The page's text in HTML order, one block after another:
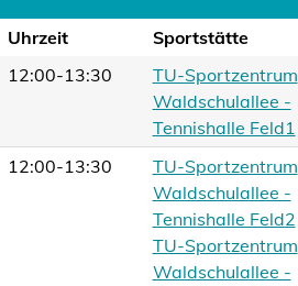
Uhrzeit Sportstätte
12:00-13:30
TU-Sportzentrum
Waldschulallee -
Tennishalle Feld1
12:00-13:30
TU-Sportzentrum
Waldschulallee -
Tennishalle Feld2
TU-Sportzentrum
Waldschulallee -